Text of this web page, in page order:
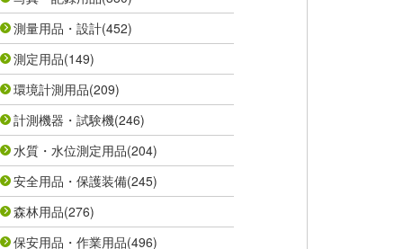
測量用品・設計(452)
測定用品(149)
環境計測用品(209)
計測機器・試験機(246)
水質・水位測定用品(204)
安全用品・保護装備(245)
森林用品(276)
保安用品・作業用品(496)